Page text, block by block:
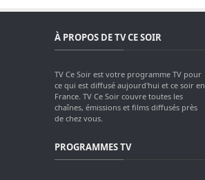
À PROPOS DE TV CE SOIR
TV Ce Soir est votre programme TV pour
ce qui est diffusé aujourd'hui et ce soir en
France. TV Ce Soir couvre toutes les
chaînes, émissions et films diffusés près
de chez vous.
PROGRAMMES TV